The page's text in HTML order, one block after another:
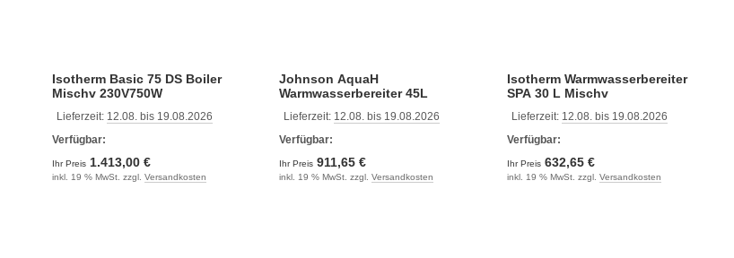
Isotherm Basic 75 DS Boiler
Mischv 230V750W
Lieferzeit: 12.08. bis 19.08.2026
Verfügbar:
Ihr Preis 1.413,00 €
inkl. 19 % MwSt. zzgl. Versandkosten
Johnson AquaH
Warmwasserbereiter 45L
Lieferzeit: 12.08. bis 19.08.2026
Verfügbar:
Ihr Preis 911,65 €
inkl. 19 % MwSt. zzgl. Versandkosten
Isotherm Warmwasserbereiter
SPA 30 L Mischv
Lieferzeit: 12.08. bis 19.08.2026
Verfügbar:
Ihr Preis 632,65 €
inkl. 19 % MwSt. zzgl. Versandkosten